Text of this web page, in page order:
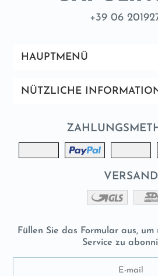
+39 06
HAUPTMENÜ
NÜTZLICHE
VERSAND
Füllen Sie das Formular aus,
Service zu